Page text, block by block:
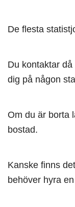
De flesta
Du kontaktar
dig på någon
Om du är borta
bostad.
Kanske finns
behöver hyra